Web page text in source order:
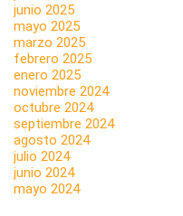
junio 2025
mayo 2025
marzo 2025
febrero 2025
enero 2025
noviembre 2024
octubre 2024
septiembre 2024
agosto 2024
julio 2024
junio 2024
mayo 2024